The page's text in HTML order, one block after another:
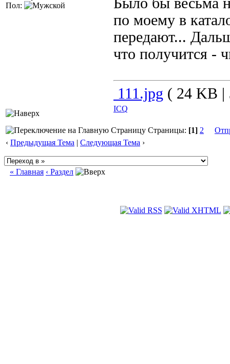
Пол:
по моему в
передают...
что получится -
111.jpg ( 24 KB |
ICQ
Страницы: [1] 2
‹ Предыдущая Тема | Следующая Тема ›
« Главная ‹ Раздел